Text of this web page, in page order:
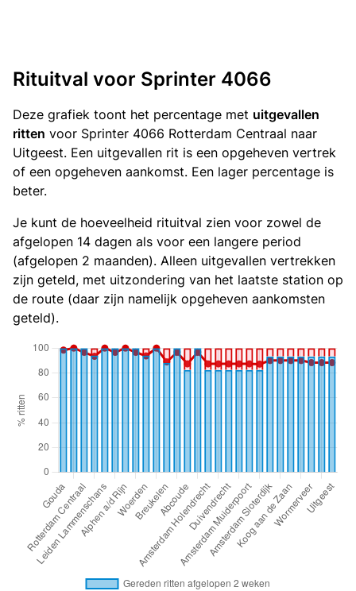
Rituitval voor Sprinter 4066
Deze grafiek toont het percentage met uitgevallen
ritten voor Sprinter 4066 Rotterdam Centraal naar
Uitgeest. Een uitgevallen rit is een opgeheven vertrek
of een opgeheven aankomst. Een lager percentage is
beter.
Je kunt de hoeveelheid rituitval zien voor zowel de
afgelopen 14 dagen als voor een langere period
(afgelopen 2 maanden). Alleen uitgevallen vertrekken
zijn geteld, met uitzondering van het laatste station op
de route (daar zijn namelijk opgeheven aankomsten
geteld).